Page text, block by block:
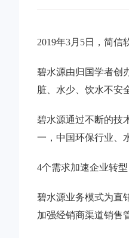
办公云
服务云
金融保险
互联网金融模
2019年3月5日，简信
碧水源由归国学者创
脏、水少、饮水不安
碧水源通过不断的技
一，中国环保行业、
4个需求加速企业转型
碧水源业务模式为直
加强经销商渠道销售